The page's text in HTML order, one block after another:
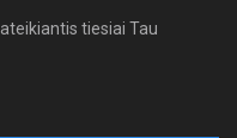
tiesiai Tau